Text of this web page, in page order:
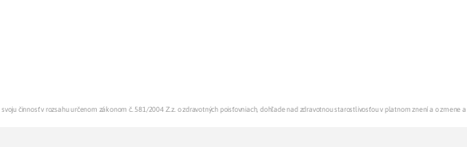
činnosť v rozsahu určenom zákonom č. 581/2004 Z.z. o zdravotných poisťovniach, dohľade nad zdravotnou starostlivosťou v platnom znení a o zmene